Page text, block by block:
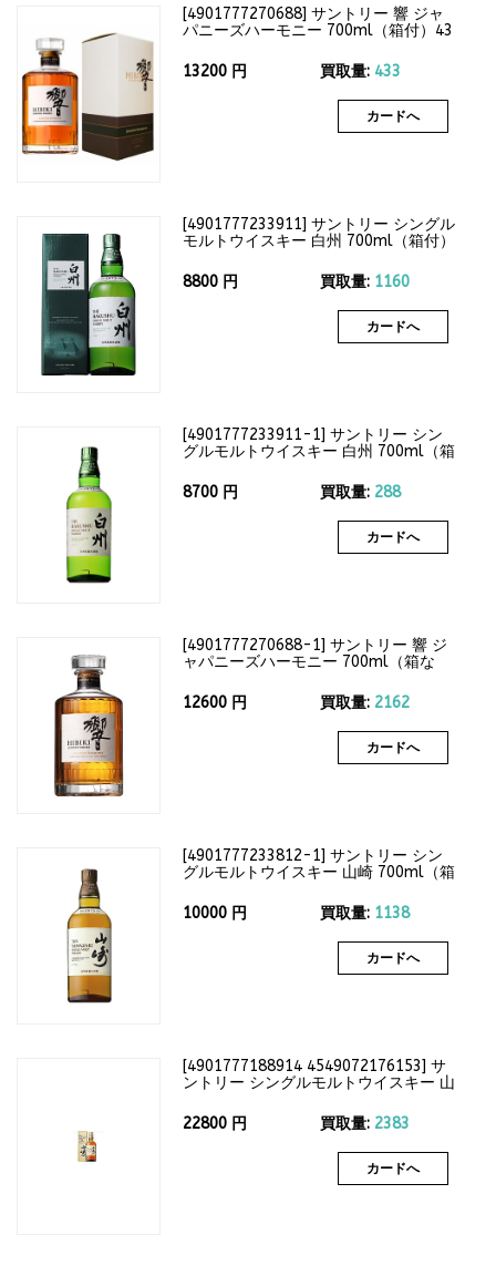
[4901777270688] サントリー 響 ジャ
パニーズハーモニー 700ml（箱付）43
13200 円 買取量: 433
カードへ
[4901777233911] サントリー シングル
モルトウイスキー 白州 700ml（箱付）
8800 円 買取量: 1160
カードへ
[4901777233911-1] サントリー シン
グルモルトウイスキー 白州 700ml（箱
8700 円 買取量: 288
カードへ
[4901777270688-1] サントリー 響 ジ
ャパニーズハーモニー 700ml（箱な
12600 円 買取量: 2162
カードへ
[4901777233812-1] サントリー シン
グルモルトウイスキー 山崎 700ml（箱
10000 円 買取量: 1138
カードへ
[4901777188914 4549072176153] サ
ントリー シングルモルトウイスキー 山
22800 円 買取量: 2383
カードへ